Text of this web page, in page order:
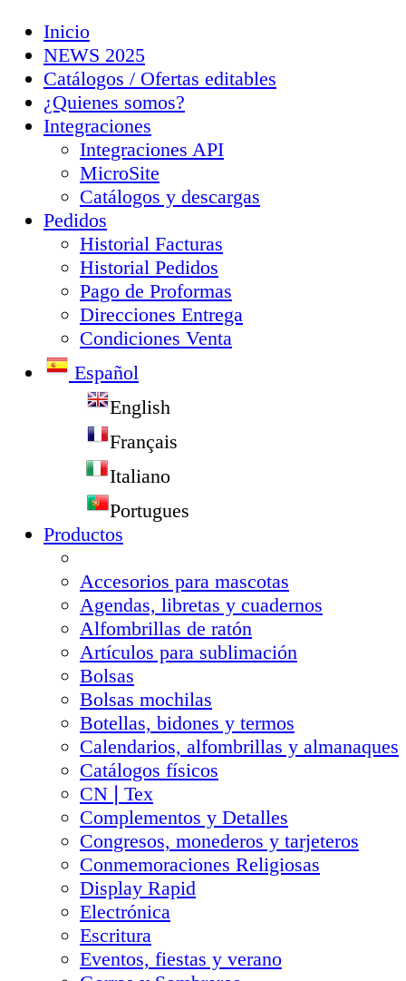
Inicio
NEWS 2025
Catálogos / Ofertas editables
¿Quienes somos?
Integraciones
Integraciones API
MicroSite
Catálogos y descargas
Pedidos
Historial Facturas
Historial Pedidos
Pago de Proformas
Direcciones Entrega
Condiciones Venta
Español
English
Français
Italiano
Portugues
Productos
Accesorios para mascotas
Agendas, libretas y cuadernos
Alfombrillas de ratón
Artículos para sublimación
Bolsas
Bolsas mochilas
Botellas, bidones y termos
Calendarios, alfombrillas y almanaques
Catálogos físicos
CN❘Tex
Complementos y Detalles
Congresos, monederos y tarjeteros
Conmemoraciones Religiosas
Display Rapid
Electrónica
Escritura
Eventos, fiestas y verano